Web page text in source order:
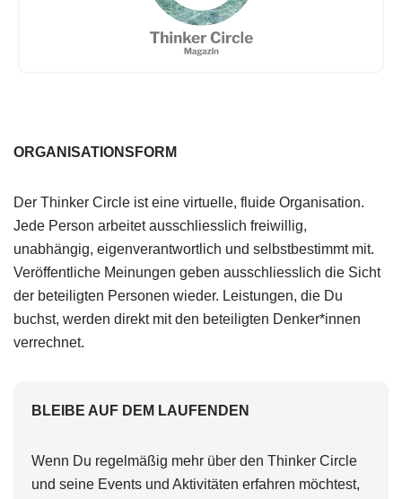
ORGANISATIONSFORM
Der Thinker Circle ist eine virtuelle, fluide Organisation.
Jede Person arbeitet ausschliesslich freiwillig,
unabhängig, eigenverantwortlich und selbstbestimmt mit.
Veröffentliche Meinungen geben ausschliesslich die Sicht
der beteiligten Personen wieder. Leistungen, die Du
buchst, werden direkt mit den beteiligten Denker*innen
verrechnet.
BLEIBE AUF DEM LAUFENDEN
Wenn Du regelmäßig mehr über den Thinker Circle
und seine Events und Aktivitäten erfahren möchtest,